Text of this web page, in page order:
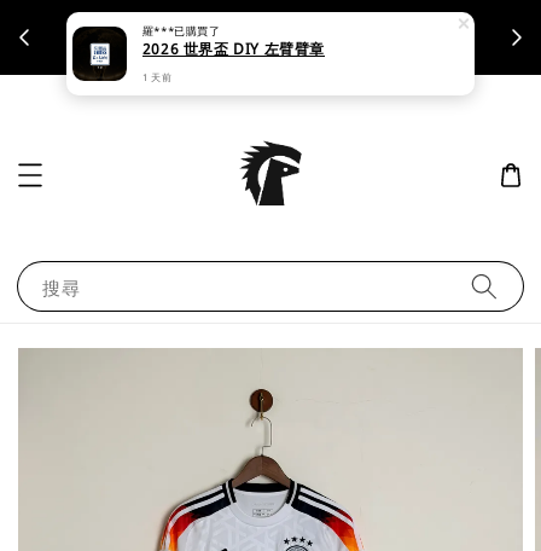
支援刷卡｜皆開立統一發票
搜尋
羅***已購買了
2026 世界盃 DIY 左臂臂章
1 天前